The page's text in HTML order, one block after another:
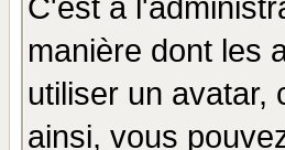
C'est à
manière dont les
utiliser un avatar,
ainsi, vous